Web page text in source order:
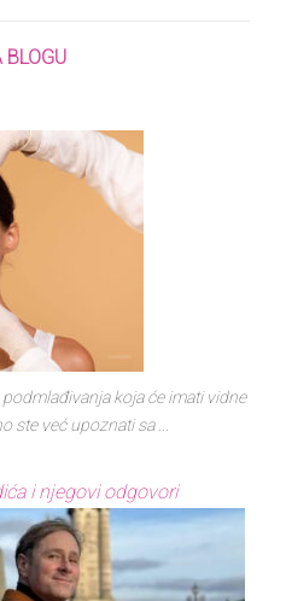
koja će imati vidne
ste već upoznati sa ...
i njegovi odgovori